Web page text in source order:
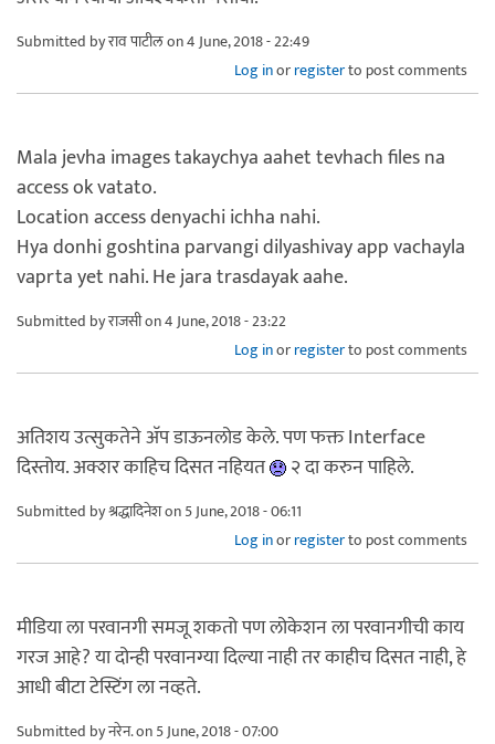
Submitted byराव पाटीलon 4 June, 2018 - 22:49
Log inorregisterto post comments
Mala jevha images takaychya aahet tevhach files na
access ok vatato.
Location access denyachi ichha nahi.
Hya donhi goshtina parvangi dilyashivay app vachayla
vaprta yet nahi. He jara trasdayak aahe.
Submitted byराजसीon 4 June, 2018 - 23:22
Log inorregisterto post comments
अतिशय उत्सुकतेने अ‍ॅप डाऊनलोड केले. पण फक्त Interface
दिस्तोय. अक्शर काहिच दिसत नहियत
२ दा करुन पाहिले.
Submitted byश्रद्धादिनेशon 5 June, 2018 - 06:11
Log inorregisterto post comments
मीडिया ला परवानगी समजू शकतो पण लोकेशन ला परवानगीची काय
गरज आहे? या दोन्ही परवानग्या दिल्या नाही तर काहीच दिसत नाही, हे
आधी बीटा टेस्टिंग ला नव्हते.
Submitted byनरेन.on 5 June, 2018 - 07:00